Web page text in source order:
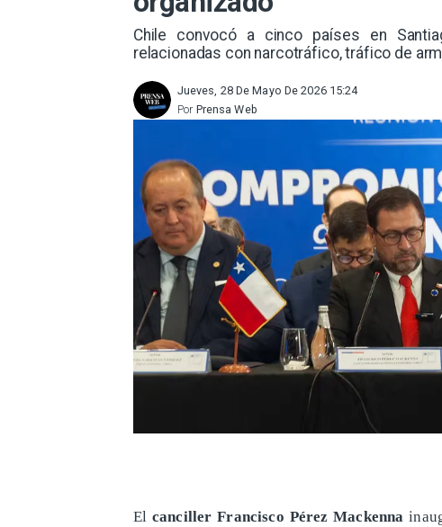
Chile convocó a cinco países en
relacionadas con narcotráfico, tráfico de
Jueves, 28 De Mayo De 2026 15:24
Prensa Web
Por
El canciller Francisco Pérez Mackenna